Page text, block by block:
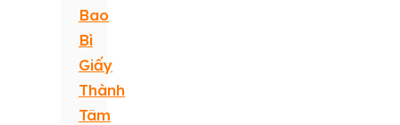
Bao
Bì
Giấy
Thành
Tâm